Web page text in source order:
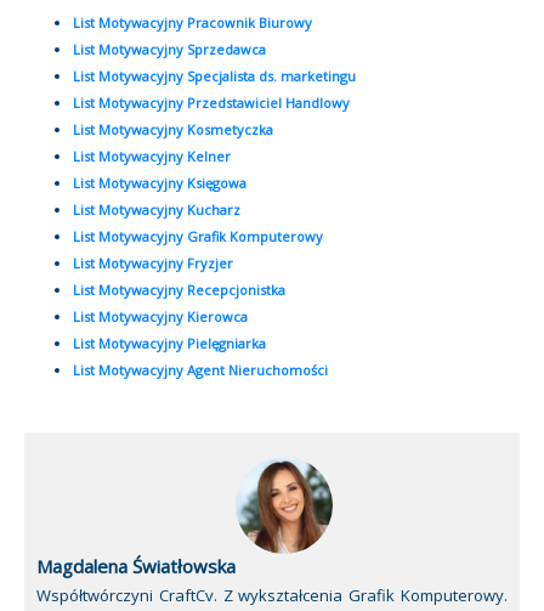
List Motywacyjny Pracownik Biurowy
List Motywacyjny Sprzedawca
List Motywacyjny Specjalista ds. marketingu
List Motywacyjny Przedstawiciel Handlowy
List Motywacyjny Kosmetyczka
List Motywacyjny Kelner
List Motywacyjny Księgowa
List Motywacyjny Kucharz
List Motywacyjny Grafik Komputerowy
List Motywacyjny Fryzjer
List Motywacyjny Recepcjonistka
List Motywacyjny Kierowca
List Motywacyjny Pielęgniarka
List Motywacyjny Agent Nieruchomości
Magdalena Światłowska
Współtwórczyni CraftCv. Z wykształcenia Grafik Komputerowy.